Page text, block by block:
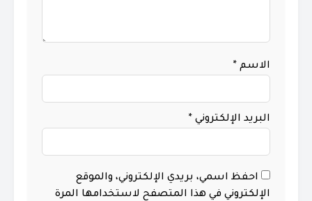
الاسم *
البريد الإلكتروني *
احفظ اسمي، بريدي الإلكتروني، والموقع
الإلكتروني في هذا المتصفح لاستخدامها المرة